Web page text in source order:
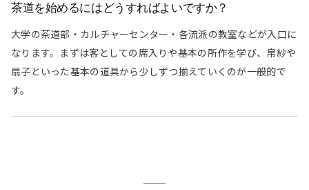
茶道を始めるにはどうすればよいですか？
大学の茶道部・カルチャーセンター・各流派の教室などが入口に
なります。まずは客としての席入りや基本の所作を学び、帛紗や
扇子といった基本の道具から少しずつ揃えていくのが一般的で
す。